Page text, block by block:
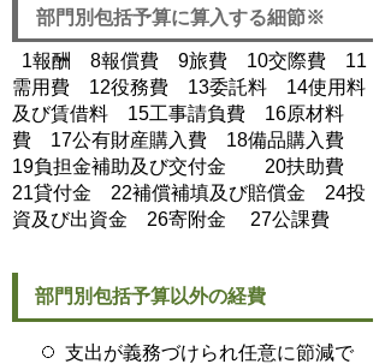
部門別包括予算に算入する細節※
1報酬 8報償費 9旅費 10交際費 11
需用費 12役務費 13委託料 14使用料
及び賃借料 15工事請負費 16原材料
費 17公有財産購入費 18備品購入費
19負担金補助及び交付金 20扶助費
21貸付金 22補償補填及び賠償金 24投
資及び出資金 26寄附金 27公課費
部門別包括予算以外の経費
支出が義務づけられ任意に節減で